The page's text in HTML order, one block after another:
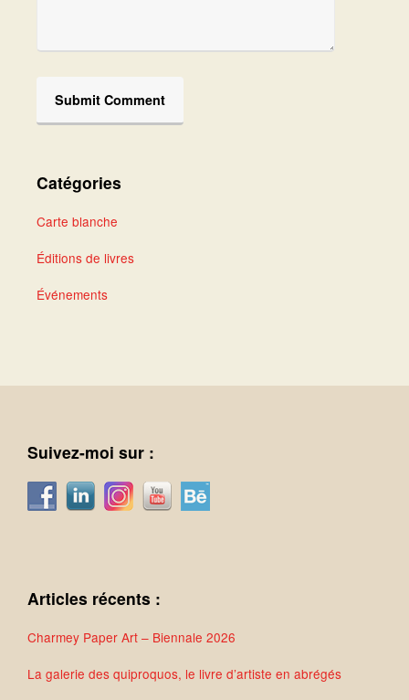
Catégories
Carte blanche
Éditions de livres
Événements
Suivez-moi sur :
Articles récents :
Charmey Paper Art – Biennale 2026
La galerie des quiproquos, le livre d’artiste en abrégés